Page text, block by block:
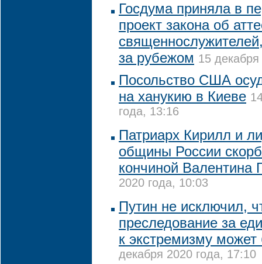
Госдума приняла в
проект закона об
за рубежом 15
Посольство США
на ханукию в Киеве
года, 13:16
Патриарх Кирилл и
общины России
кончиной Валентина
2020 года, 10:03
Путин не исключил,
преследование за
к экстремизму
декабря 2020 года, 17:10